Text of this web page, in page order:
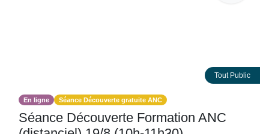
Tout Public
En ligne Séance Découverte gratuite ANC
Séance Découverte Formation ANC